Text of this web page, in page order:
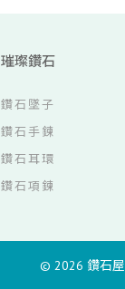
璀璨鑽石
鑽石墜子
鑽石手鍊
鑽石耳環
鑽石項鍊
© 2026 鑽石屋